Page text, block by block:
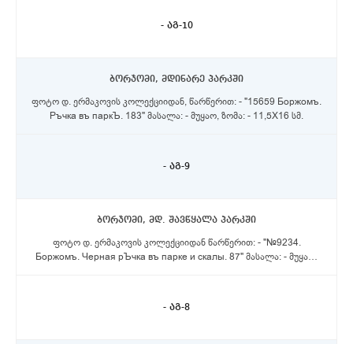
- აგ-10
ბორჯომი, მდინარე პარკში
ფოტო დ. ერმაკოვის კოლექციიდან, წარწერით: - "15659 Боржомъ.
Ръчка въ паркЪ. 183" მასალა: - მუყაო, ზომა: - 11,5X16 სმ.
- აგ-9
ბორჯომი, მდ. შავწყალა პარკში
ფოტო დ. ერმაკოვის კოლექციიდან წარწერით: - "№9234.
Боржомъ. Черная рЪчка въ парке и скалы. 87" მასალა: - მუყაო,
- აგ-8